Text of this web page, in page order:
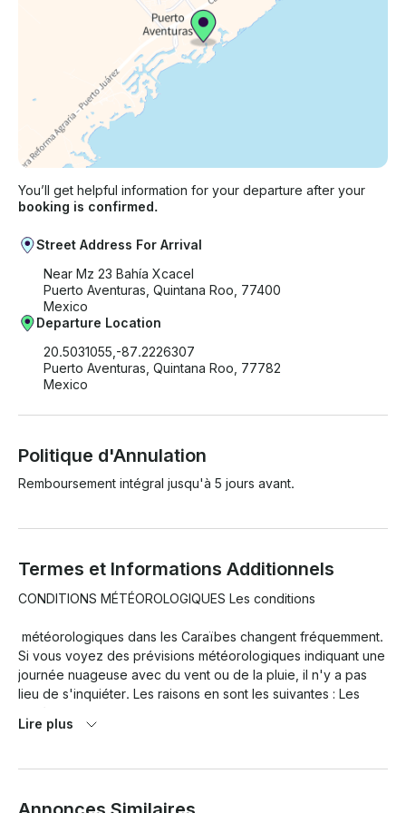
You’ll get helpful information for your departure after your
booking is confirmed.
Street Address For Arrival
Near Mz 23 Bahía Xcacel
Puerto Aventuras, Quintana Roo, 77400
Mexico
Departure Location
20.5031055,-87.2226307
Puerto Aventuras, Quintana Roo, 77782
Mexico
Politique d'Annulation
Remboursement intégral jusqu'à 5 jours avant.
Termes et Informations Additionnels
CONDITIONS MÉTÉOROLOGIQUES Les conditions
Si vous voyez des prévisions météorologiques indiquant une
journée nuageuse avec du vent ou de la pluie, il n'y a pas
lieu de s'inquiéter. Les raisons en sont les suivantes : Les
incorrectes dans la région en raison du climat très variable de
nous sommes informés des mises à jour météorologiques à
est capable de déterminer si une visite aura lieu, c'est bien
Lire plus